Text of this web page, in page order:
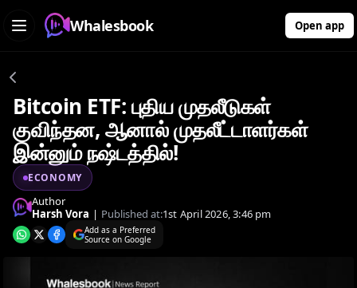
Whalesbook Open app
Bitcoin ETF: புதிய முதலீடுகள்
குவிந்தன, ஆனால் முதலீட்டாளர்கள்
இன்னும் நஷ்டத்தில்!
ECONOMY
Author
Harsh Vora | Published at:1st April 2026, 3:46 pm
Add as a Preferred
Source on Google